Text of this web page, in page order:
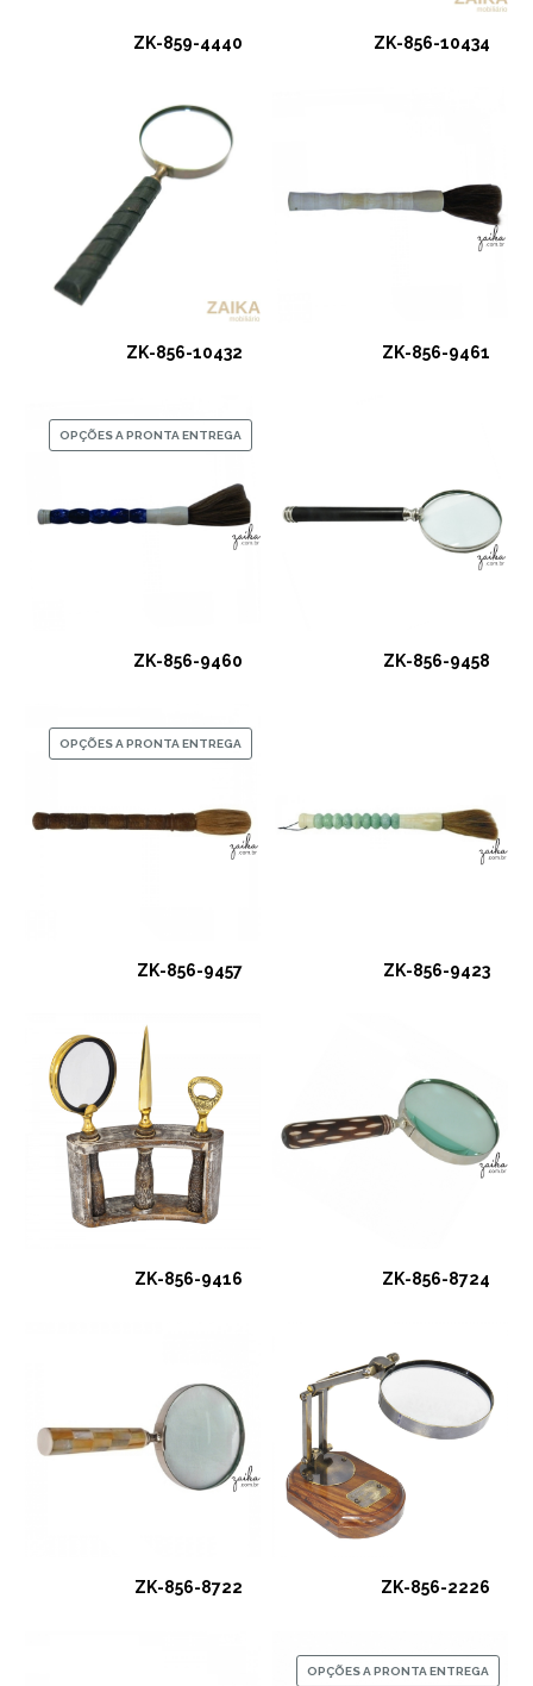
ZK-859-4440 ZK-856-10434
ZK-856-10432 ZK-856-9461
OPÇÕES A PRONTA ENTREGA
ZK-856-9460 ZK-856-9458
OPÇÕES A PRONTA ENTREGA
ZK-856-9457 ZK-856-9423
ZK-856-9416 ZK-856-8724
ZK-856-8722 ZK-856-2226
OPÇÕES A PRONTA ENTREGA